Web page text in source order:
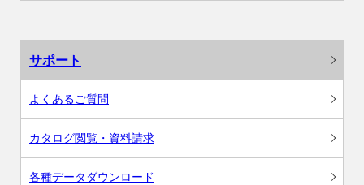
サポート
よくあるご質問
カタログ閲覧・資料請求
各種データダウンロード